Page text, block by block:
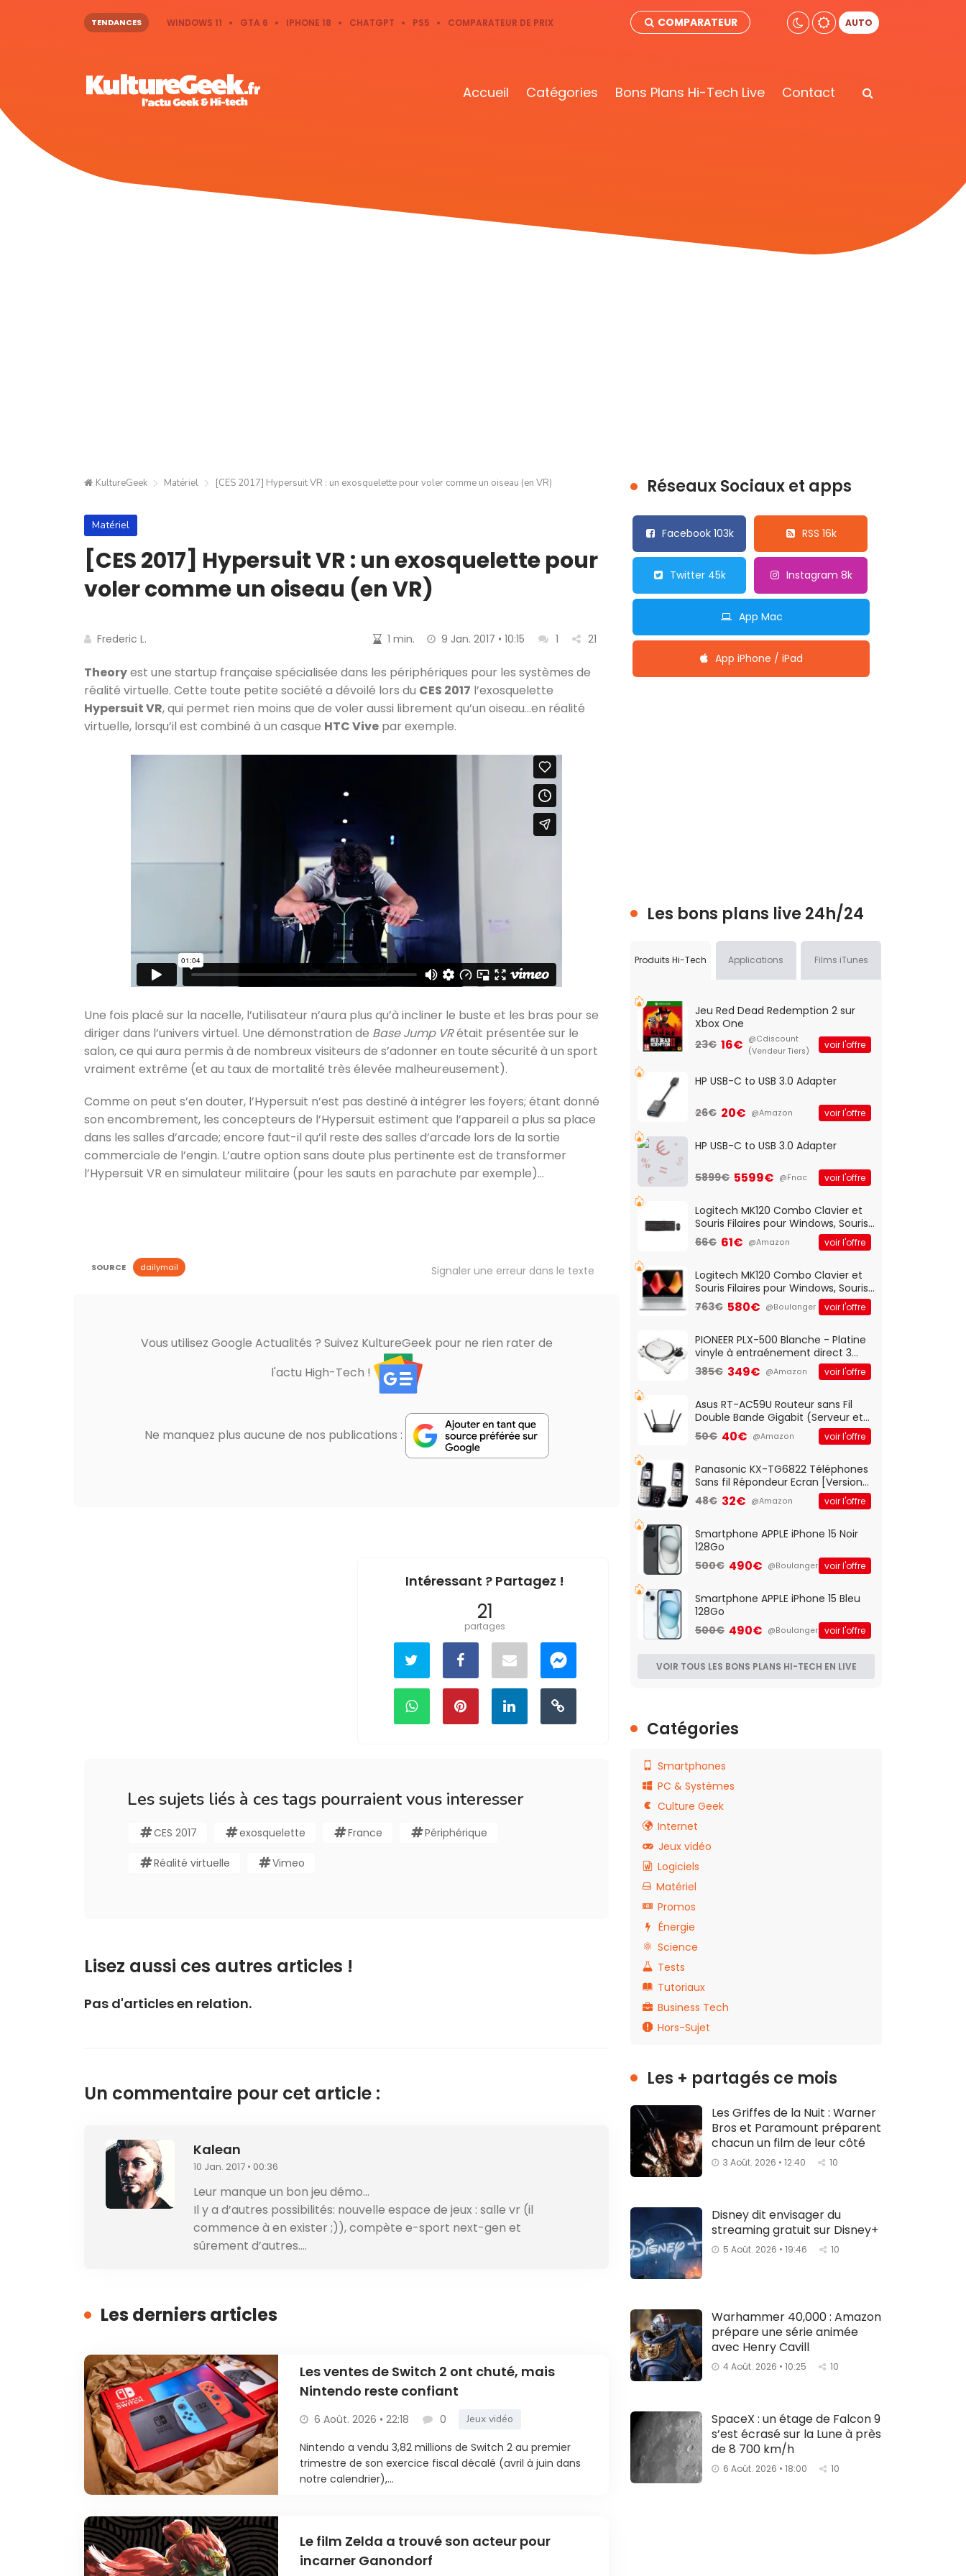
TENDANCES WINDOWS 11 GTA 6 IPHONE 18 CHATGPT PS5 COMPARATEUR DE PRIX COMPARATEUR AUTO
Accueil Catégories Bons Plans Hi-Tech Live Contact
KultureGeek Matériel [CES 2017] Hypersuit VR : un exosquelette pour voler comme un oiseau (en VR)
Matériel
[CES 2017] Hypersuit VR : un exosquelette pour
voler comme un oiseau (en VR)
Frederic L. 1 min. 9 Jan. 2017 • 10:15 1 21
Theoryest une startup française spécialisée dans les périphériques pour les systèmes de
réalité virtuelle. Cette toute petite société a dévoilé lors du CES 2017 l’exosquelette
Hypersuit VR, qui permet rien moins que de voler aussi librement qu’un oiseau…en réalité
virtuelle, lorsqu’il est combiné à un casque HTC Vive par exemple.
Une fois placé sur la nacelle, l’utilisateur n’aura plus qu’à incliner le buste et les bras pour se
diriger dans l’univers virtuel. Une démonstration de Base Jump VRétait présentée sur le
salon, ce qui aura permis à de nombreux visiteurs de s’adonner en toute sécurité à un sport
vraiment extrême (et au taux de mortalité très élevée malheureusement).
Comme on peut s’en douter, l’Hypersuit n’est pas destiné à intégrer les foyers; étant donné
son encombrement, les concepteurs de l’Hypersuit estiment que l’appareil a plus sa place
dans les salles d’arcade; encore faut-il qu’il reste des salles d’arcade lors de la sortie
commerciale de l’engin. L’autre option sans doute plus pertinente est de transformer
l’Hypersuit VR en simulateur militaire (pour les sauts en parachute par exemple)…
SOURCE dailymail Signaler une erreur dans le texte
Vous utilisez Google Actualités ? Suivez KultureGeek pour ne rien rater de
l'actu High-Tech !
Ne manquez plus aucune de nos publications :
Intéressant ? Partagez !
21
partages
Les sujets liés à ces tags pourraient vous interesser
CES 2017 exosquelette France Périphérique
Réalité virtuelle Vimeo
Lisez aussi ces autres articles !
Pas d'articles en relation.
Un commentaire pour cet article :
Kalean
10 Jan. 2017 • 00:36
Leur manque un bon jeu démo…
Il y a d’autres possibilités: nouvelle espace de jeux : salle vr (il
commence à en exister ;)), compète e-sport next-gen et
sûrement d’autres….
Les derniers articles
Les ventes de Switch 2 ont chuté, mais
Nintendo reste confiant
6 Août. 2026 • 22:18 0 Jeux vidéo
Nintendo a vendu 3,82 millions de Switch 2 au premier
trimestre de son exercice fiscal décalé (avril à juin dans
notre calendrier),...
Le film Zelda a trouvé son acteur pour
incarner Ganondorf
Réseaux Sociaux et apps
Facebook 103k RSS 16k
Twitter 45k Instagram 8k
App Mac
App iPhone / iPad
Les bons plans live 24h/24
Produits Hi-Tech Applications Films iTunes
Jeu Red Dead Redemption 2 sur
Xbox One
23€ 16€ @Cdiscount
(Vendeur Tiers)
voir l'offre
HP USB-C to USB 3.0 Adapter
26€ 20€ @Amazon voir l'offre
HP USB-C to USB 3.0 Adapter
5899€ 5599€ @Fnac voir l'offre
Logitech MK120 Combo Clavier et
Souris Filaires pour Windows, Souris
Optique Filaire, Connexion USB Plug
And Play, Confortable, Taille
QWERTY UK - Noir
66€ 61€ @Amazon voir l'offre
Logitech MK120 Combo Clavier et
Souris Filaires pour Windows, Souris
Optique Filaire, Connexion USB Plug
And Play, Confortable, Taille
QWERTY UK - Noir
763€ 580€ @Boulanger voir l'offre
PIONEER PLX-500 Blanche - Platine
vinyle à entraénement direct 3
vitesses (33-45-78 trs/min) avec
pre-ampli intégré et port USB
385€ 349€ @Amazon voir l'offre
Asus RT-AC59U Routeur sans Fil
Double Bande Gigabit (Serveur et
Client VPN, Triple Vlan, Mode Point
d'accès et Bridge, contrôle
50€ 40€ @Amazon voir l'offre
Panasonic KX-TG6822 Téléphones
Sans fil Répondeur Ecran [Version
Française]
48€ 32€ @Amazon voir l'offre
Smartphone APPLE iPhone 15 Noir
128Go
500€ 490€ @Boulanger voir l'offre
Smartphone APPLE iPhone 15 Bleu
128Go
500€ 490€ @Boulanger voir l'offre
VOIR TOUS LES BONS PLANS HI-TECH EN LIVE
Catégories
Smartphones
PC & Systèmes
Culture Geek
Internet
Jeux vidéo
Logiciels
Matériel
Promos
Énergie
Science
Tests
Tutoriaux
Business Tech
Hors-Sujet
Les + partagés ce mois
Les Griffes de la Nuit : Warner
Bros et Paramount préparent
chacun un film de leur côté
3 Août. 2026 • 12:40 10
Disney dit envisager du
streaming gratuit sur Disney+
5 Août. 2026 • 19:46 10
Warhammer 40,000 : Amazon
prépare une série animée
avec Henry Cavill
4 Août. 2026 • 10:25 10
SpaceX : un étage de Falcon 9
s’est écrasé sur la Lune à près
de 8 700 km/h
6 Août. 2026 • 18:00 10